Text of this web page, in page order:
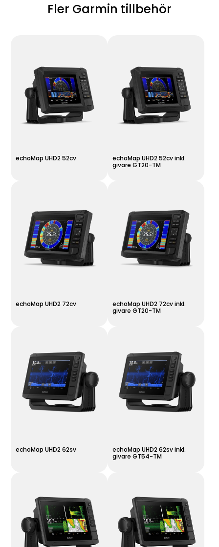
Fler Garmin tillbehör
echoMap UHD2 52cv
echoMap UHD2 52cv inkl.
givare GT20-TM
echoMap UHD2 72cv
echoMap UHD2 72cv inkl.
givare GT20-TM
echoMap UHD2 62sv
echoMap UHD2 62sv inkl.
givare GT54-TM